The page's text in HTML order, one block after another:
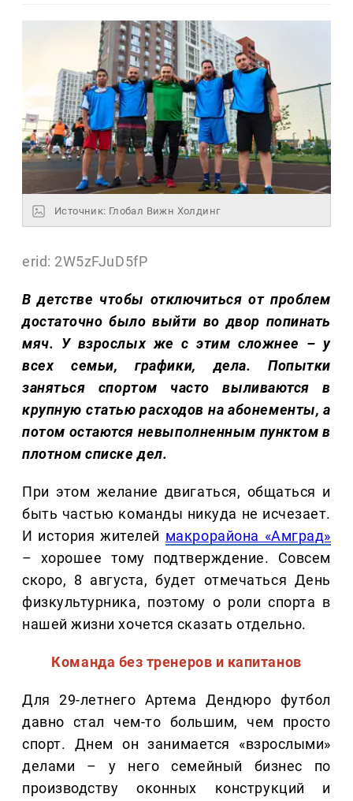
Источник: Глобал Вижн Холдинг
erid: 2W5zFJuD5fP
В детстве чтобы отключиться от проблем
достаточно было выйти во двор попинать
мяч. У взрослых же с этим сложнее – у
всех семьи, графики, дела. Попытки
заняться спортом часто выливаются в
крупную статью расходов на абонементы, а
потом остаются невыполненным пунктом в
плотном списке дел.
При этом желание двигаться, общаться и
быть частью команды никуда не исчезает.
И история жителей макрорайона «Амград»
– хорошее тому подтверждение. Совсем
скоро, 8 августа, будет отмечаться День
физкультурника, поэтому о роли спорта в
нашей жизни хочется сказать отдельно.
Команда без тренеров и капитанов
Для 29-летнего Артема Дендюро футбол
давно стал чем-то большим, чем просто
спорт. Днем он занимается «взрослыми»
делами – у него семейный бизнес по
производству оконных конструкций и